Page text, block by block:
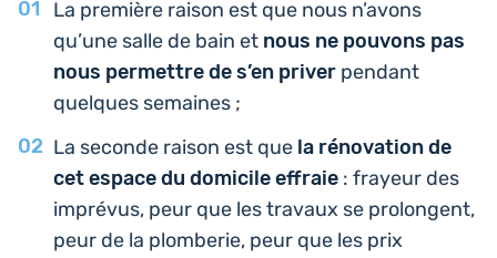
La pre­mière raison est que nous n’avons
qu’une salle de bain et nous ne pouvons pas
nous per­mettre de s’en priver pendant
quelques semaines ;
La seconde raison est que la réno­va­tion de
cet espace du domi­cile effraie : frayeur des
impré­vus, peur que les travaux se pro­longent,
peur de la plom­be­rie, peur que les prix